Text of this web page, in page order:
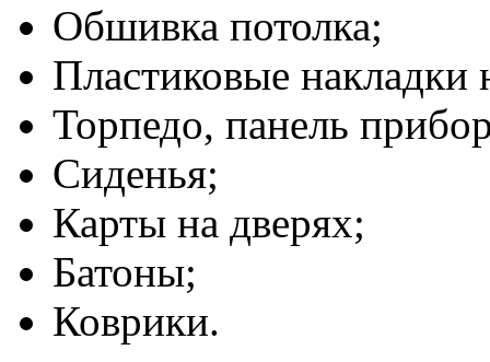
Обшивка потолка;
Пластиковые накладки
Торпедо, панель
Сиденья;
Карты на дверях;
Батоны;
Коврики.